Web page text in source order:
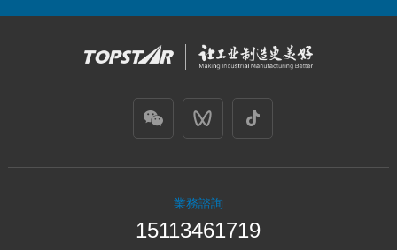
業務諮詢
15113461719